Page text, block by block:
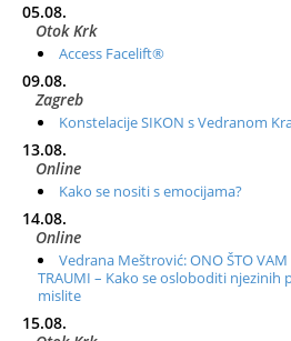
05.08.
Otok Krk
Access Facelift®
09.08.
Zagreb
Konstelacije SIKON s Vedranom
13.08.
Online
Kako se nositi s emocijama?
14.08.
Online
Vedrana Meštrović: ONO ŠTO VAM
TRAUMI – Kako se osloboditi njezinih
mislite
15.08.